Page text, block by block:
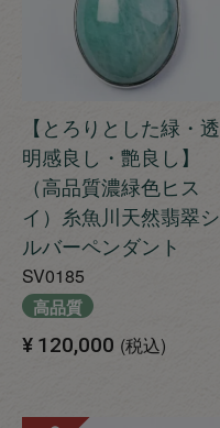
【とろりとした緑・透
明感良し・艶良し】
（高品質濃緑色ヒス
イ）糸魚川天然翡翠シ
ルバーペンダント
SV0185
高品質
¥ 120,000 税込